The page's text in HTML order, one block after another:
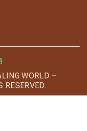
WORLD –
RESERVED.